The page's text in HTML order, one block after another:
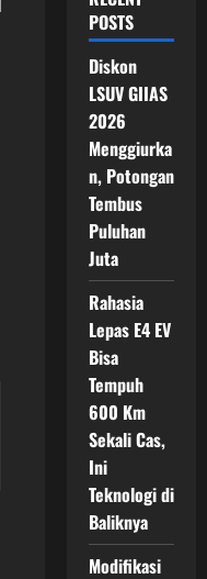
POSTS
Diskon
LSUV GIIAS
2026
Menggiurka
n, Potongan
Tembus
Puluhan
Juta
Rahasia
Lepas E4 EV
Bisa
Tempuh
600 Km
Sekali Cas,
Ini
Teknologi di
Baliknya
Modifikasi